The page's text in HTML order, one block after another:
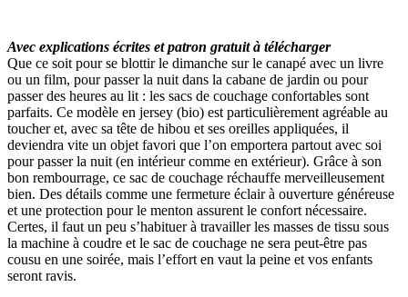
Avec explications écrites et patron gratuit à télécharger
Que ce soit pour se blottir le dimanche sur le canapé avec un livre
ou un film, pour passer la nuit dans la cabane de jardin ou pour
passer des heures au lit : les sacs de couchage confortables sont
parfaits. Ce modèle en jersey (bio) est particulièrement agréable au
toucher et, avec sa tête de hibou et ses oreilles appliquées, il
deviendra vite un objet favori que l’on emportera partout avec soi
pour passer la nuit (en intérieur comme en extérieur). Grâce à son
bon rembourrage, ce sac de couchage réchauffe merveilleusement
bien. Des détails comme une fermeture éclair à ouverture généreuse
et une protection pour le menton assurent le confort nécessaire.
Certes, il faut un peu s’habituer à travailler les masses de tissu sous
la machine à coudre et le sac de couchage ne sera peut-être pas
cousu en une soirée, mais l’effort en vaut la peine et vos enfants
seront ravis.